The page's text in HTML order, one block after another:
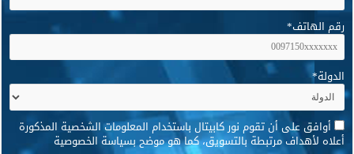
رقم الهاتف*
الدولة*
* أوافق على أن تقوم نور كابيتال باستخدام المعلومات الشخصية المذكورة
أعلاه لأهداف مرتبطة بالتسويق، كما هو موضح بسياسة الخصوصية